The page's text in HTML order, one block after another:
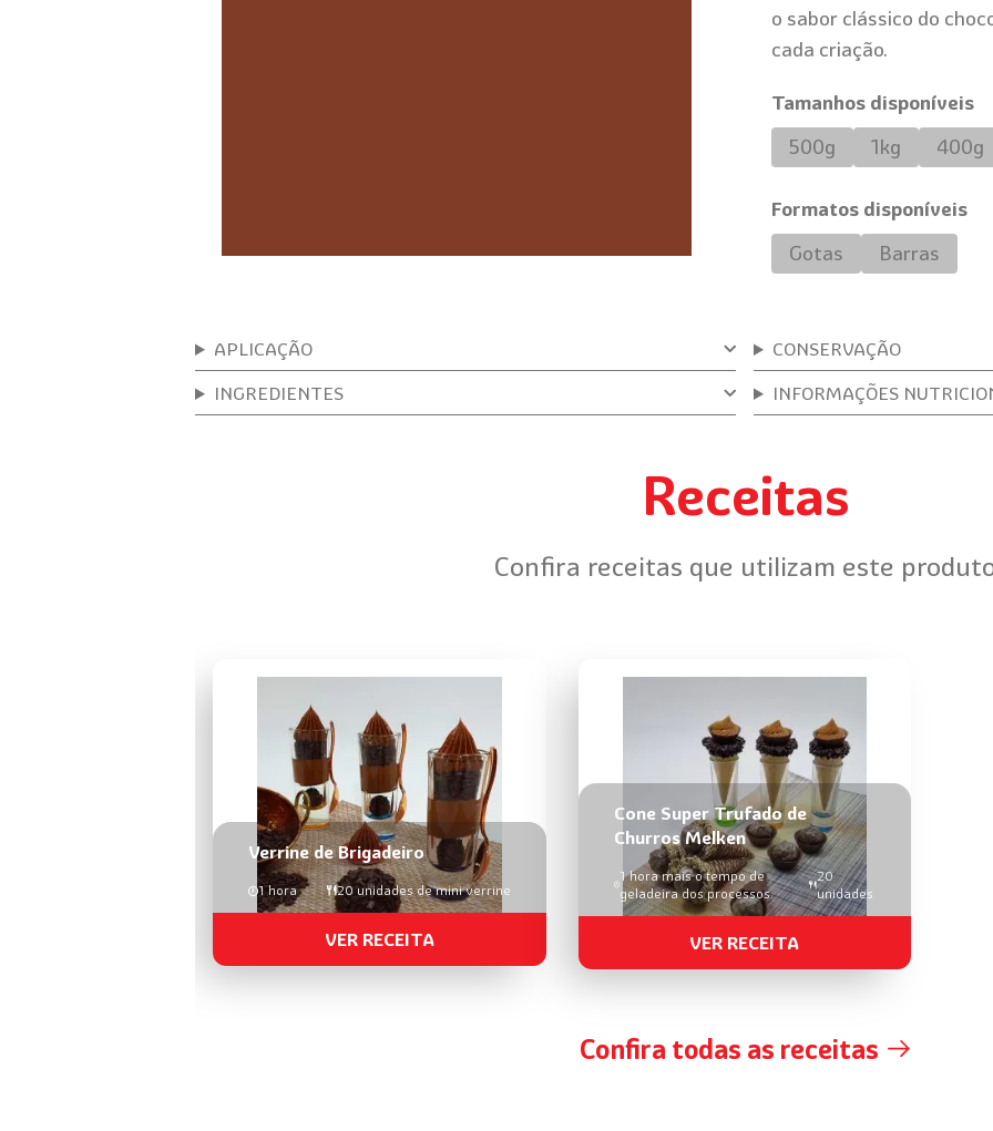
o sabor clássico do
cada criação.
Tamanhos disponíveis
500g
1kg 400g
Formatos disponíveis
Gotas
Barras
APLICAÇÃO
CONSERVAÇÃO
INGREDIENTES
INFORMAÇÕES
Receitas
Confira receitas que utilizam este
Verrine de Brigadeiro
1 hora 20 unidades de mini verrine
VER RECEITA
Cone Super Trufado de
Churros Melken
1 hora mais o tempo de
geladeira dos processos.
20
unidades
VER RECEITA
Confira todas as receitas